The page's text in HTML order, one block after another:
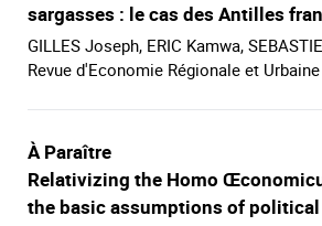
sargasses : le cas des Antilles
GILLES Joseph, ERIC Kamwa,
Revue d'Economie Régionale et Urbaine
À Paraître
Relativizing the Homo
the basic assumptions of